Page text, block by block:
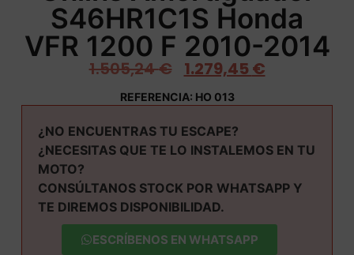
S46HR1C1S Honda
VFR 1200 F 2010-2014
1.505,24€ 1.279,45 €
REFERENCIA: HO 013
¿NO ENCUENTRAS TU ESCAPE?
¿NECESITAS QUE TE LO INSTALEMOS EN TU
MOTO?
CONSÚLTANOS STOCK POR WHATSAPP Y
TE DIREMOS DISPONIBILIDAD.
ESCRÍBENOS EN WHATSAPP